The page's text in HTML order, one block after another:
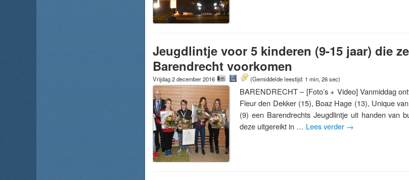
Jeugdlintje voor 5 kinderen (9-15 jaar) die
Barendrecht voorkomen
Vrijdag 2 december 2016 (Gemiddelde leestijd: 1 min, 26 sec)
BARENDRECHT – [Foto’s + Video] Vanmiddag
Fleur den Dekker (15), Boaz Hage (13), Unique
(9) een Barendrechts Jeugdlintje uit handen van
deze uitgereikt in … Lees verder →